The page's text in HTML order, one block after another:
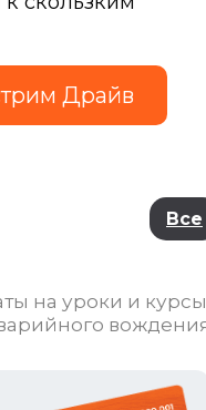
Все
на уроки и курсы